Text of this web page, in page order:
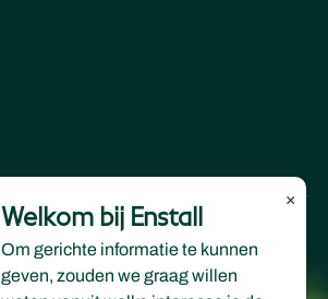
×
Welkom bij Enstall
Om gerichte informatie te kunnen
geven, zouden we graag willen